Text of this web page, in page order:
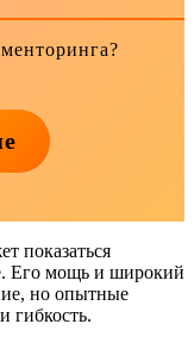
показаться
Его мощь и широкий
но опытные
гибкость.